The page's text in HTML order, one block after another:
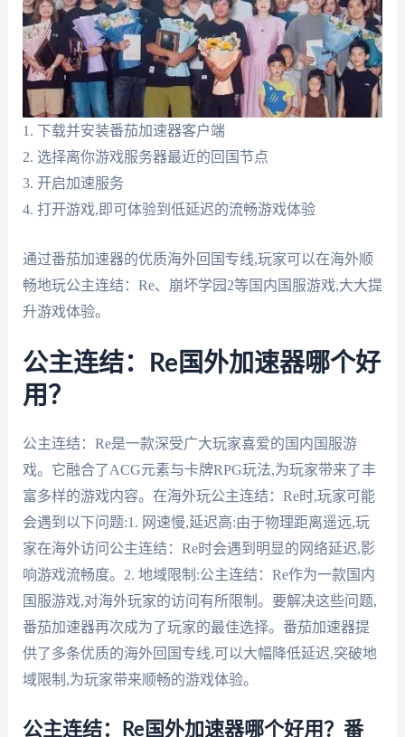
1. 下载并安装番茄加速器客户端
2. 选择离你游戏服务器最近的回国节点
3. 开启加速服务
4. 打开游戏,即可体验到低延迟的流畅游戏体验
通过番茄加速器的优质海外回国专线,玩家可以在海外顺
畅地玩公主连结：Re、崩坏学园2等国内国服游戏,大大提
升游戏体验。
公主连结：Re国外加速器哪个好
用？
公主连结：Re是一款深受广大玩家喜爱的国内国服游
戏。它融合了ACG元素与卡牌RPG玩法,为玩家带来了丰
富多样的游戏内容。在海外玩公主连结：Re时,玩家可能
会遇到以下问题:1. 网速慢,延迟高:由于物理距离遥远,玩
家在海外访问公主连结：Re时会遇到明显的网络延迟,影
响游戏流畅度。2. 地域限制:公主连结：Re作为一款国内
国服游戏,对海外玩家的访问有所限制。要解决这些问题,
番茄加速器再次成为了玩家的最佳选择。番茄加速器提
供了多条优质的海外回国专线,可以大幅降低延迟,突破地
域限制,为玩家带来顺畅的游戏体验。
公主连结：Re国外加速器哪个好用？番